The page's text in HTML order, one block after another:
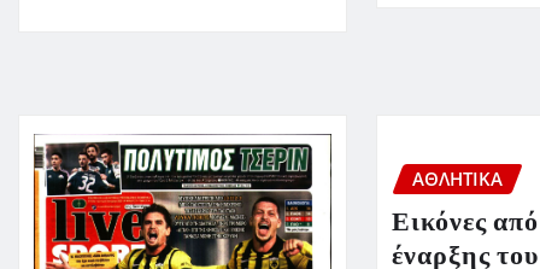
ΑΘΛΗΤΙΚΑ
Εικόνες
έναρξης